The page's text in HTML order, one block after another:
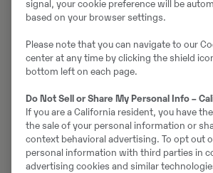
stannar hela processen, säger
– Vi fick elmaskinerna när det var
tuffast tänkbara förhållanden och
vi har snabbladdare avsedda för
anslutning till anläggningen har vi
stödladda under lunchen om det
signal, your cookie preference will be
based on your browser settings.
Please note that you can navigate to our
center at any time by clicking the shield
bottom left on each page.
Do Not Sell or Share My Personal Info –
If you are a California resident, you have
the sale of your personal information or
context behavioral advertising. To opt out
personal information with third parties in
advertising cookies and similar